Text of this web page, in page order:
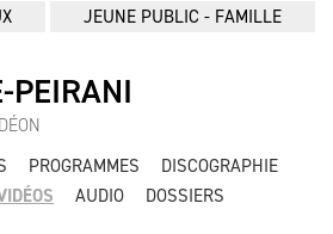
JEUNE PUBLIC - FAMILLE
PEIRANI
PROGRAMMES
DISCOGRAPHIE
AUDIO DOSSIERS